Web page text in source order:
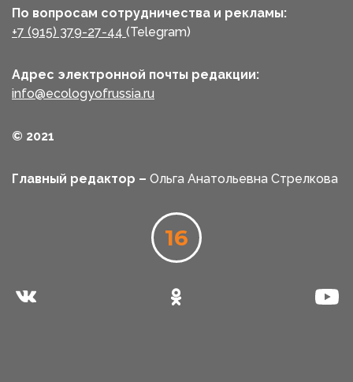
По вопросам сотрудничества и рекламы:
+7 (915) 379-27-44 (Telegram)
Адрес электронной почты редакции:
info@ecologyofrussia.ru
© 2021
Главный редактор – Ольга Анатольевна Стрелкова
16